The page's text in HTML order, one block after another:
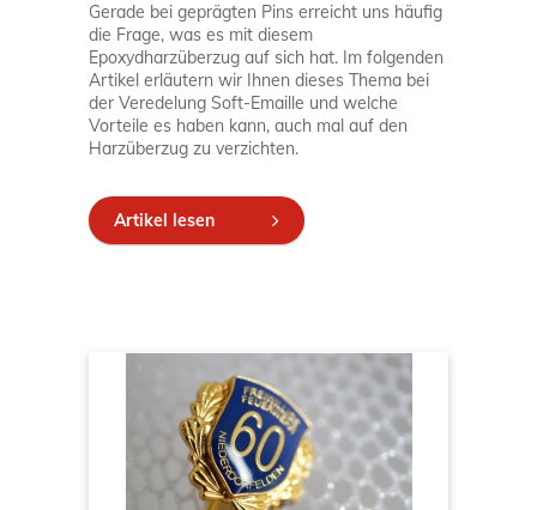
Gerade bei geprägten Pins erreicht uns häufig
die Frage, was es mit diesem
Epoxydharzüberzug auf sich hat. Im folgenden
Artikel erläutern wir Ihnen dieses Thema bei
der Veredelung Soft-Emaille und welche
Vorteile es haben kann, auch mal auf den
Harzüberzug zu verzichten.
Artikel lesen